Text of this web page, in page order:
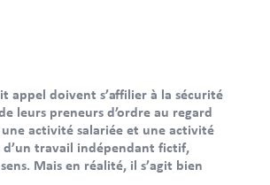
appel doivent s’affilier à la sécurité
leurs preneurs d’ordre au regard
activité salariée et une activité
travail indépendant fictif,
Mais en réalité, il s’agit bien